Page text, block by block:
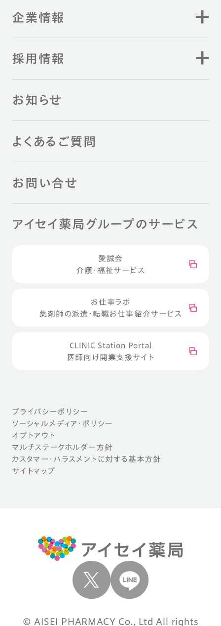
企業情報
採用情報
お知らせ
よくあるご質問
お問い合せ
アイセイ薬局グループのサービス
愛誠会
介護・福祉サービス
お仕事ラボ
薬剤師の派遣・転職お仕事紹介サービス
CLINIC Station Portal
医師向け開業支援サイト
プライバシーポリシー
ソーシャルメディア・ポリシー
オプトアウト
マルチステークホルダー方針
カスタマー・ハラスメントに対する基本方針
サイトマップ
© AISEI PHARMACY Co., Ltd All rights